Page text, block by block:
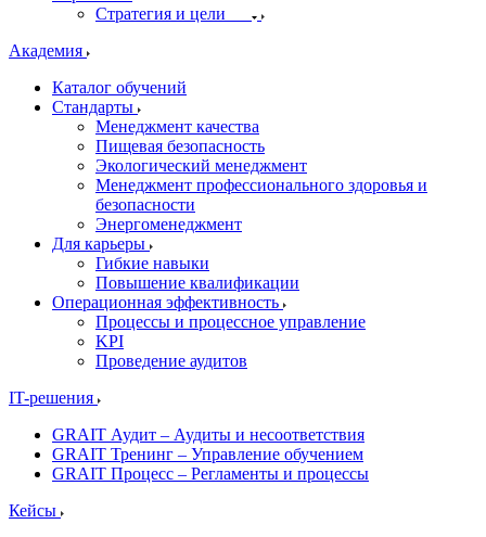
Стратегия и цели
Академия
Каталог обучений
Стандарты
Менеджмент качества
Пищевая безопасность
Экологический менеджмент
Менеджмент профессионального здоровья и
безопасности
Энергоменеджмент
Для карьеры
Гибкие навыки
Повышение квалификации
Операционная эффективность
Процессы и процессное управление
KPI
Проведение аудитов
IT-решения
GRAIT Аудит – Аудиты и несоответствия
GRAIT Тренинг – Управление обучением
GRAIT Процесс – Регламенты и процессы
Кейсы